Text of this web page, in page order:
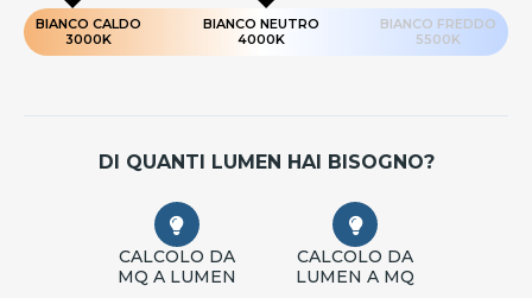
BIANCO CALDO
3000K
BIANCO NEUTRO
4000K
BIANCO FREDDO
5500K
DI QUANTI LUMEN HAI BISOGNO?
CALCOLO DA
MQ A LUMEN
CALCOLO DA
LUMEN A MQ